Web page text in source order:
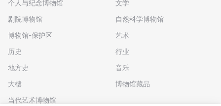
个人与纪念博物馆
剧院博物馆
博物馆-保护区
历史
地方史
大樓
当代艺术博物馆
文学
自然科学博物馆
艺术
行业
音乐
博物馆藏品